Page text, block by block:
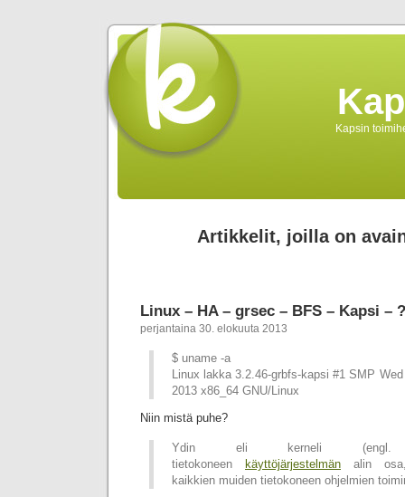
Kapsin
Artikkelit, joilla on
Linux – HA – grsec – BFS – Kapsi –
perjantaina 30. elokuuta 2013
$ uname -a
Linux lakka 3.2.46-grbfs-kapsi #1 SMP
2013 x86_64 GNU/Linux
Niin mistä puhe?
Ydin eli kerneli
tietokoneen
käyttöjärjestelmän alin
kaikkien muiden tietokoneen ohjelmien